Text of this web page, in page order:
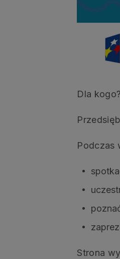
Dla kogo?
Podczas
Strona